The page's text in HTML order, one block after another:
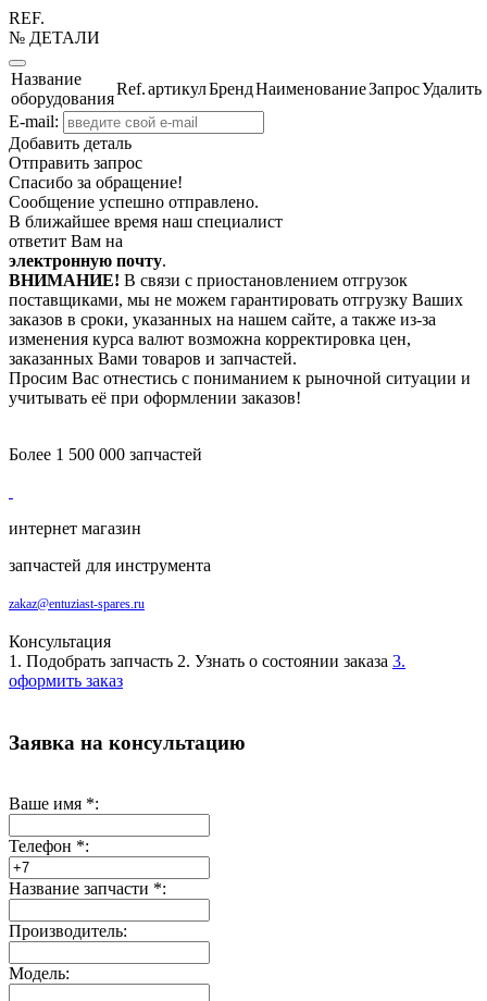
REF.
№ ДЕТАЛИ
Название
оборудования
Ref.артикулБрендНаименованиеЗапросУдалить
E-mail:
Добавить деталь
Отправить запрос
Спасибо за обращение!
Сообщение успешно отправлено.
В ближайшее время наш специалист
ответит Вам на
электронную почту.
ВНИМАНИЕ! В связи с приостановлением отгрузок
поставщиками, мы не можем гарантировать отгрузку Ваших
заказов в сроки, указанных на нашем сайте, а также из-за
изменения курса валют возможна корректировка цен,
заказанных Вами товаров и запчастей.
Просим Вас отнестись с пониманием к рыночной ситуации и
учитывать её при оформлении заказов!
Более 1 500 000 запчастей
интернет магазин
запчастей для инструмента
zakaz@entuziast-spares.ru
Консультация
1. Подобрать запчасть 2. Узнать о состоянии заказа 3.
оформить заказ
Заявка на консультацию
Ваше имя *:
Телефон *:
Название запчасти *:
Производитель:
Модель: